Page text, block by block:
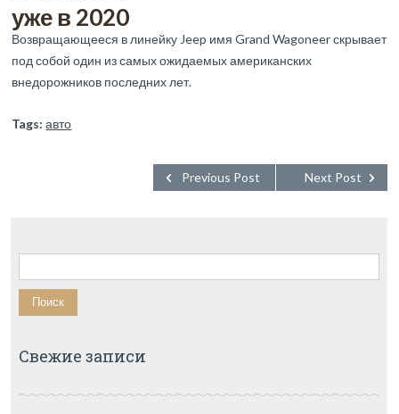
уже в 2020
Возвращающееся в линейку Jeep имя Grand Wagoneer скрывает
под собой один из самых ожидаемых американских
внедорожников последних лет.
Tags: авто
Next Post
Previous Post
Найти:
Свежие записи